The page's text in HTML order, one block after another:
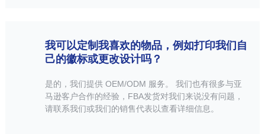
我可以定制我喜欢的物品，例如打印我们自
己的徽标或更改设计吗？
是的，我们提供 OEM/ODM 服务。 我们也有很多与亚
马逊客户合作的经验，FBA发货对我们来说没有问题，
请联系我们或我们的销售代表以查看详细信息。